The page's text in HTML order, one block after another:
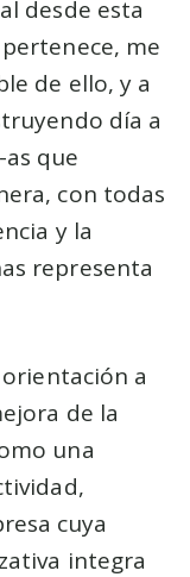
desde esta
me
de ello, y a
día a
que
con todas
y la
representa
orientación a
de la
una
cuya
integra